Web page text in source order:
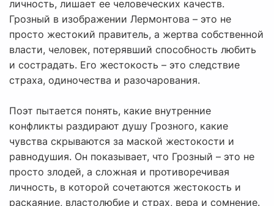
личность, лишает ее человеческих качеств.
Грозный в изображении Лермонтова – это не
просто жестокий правитель, а жертва собственной
власти, человек, потерявший способность любить
и сострадать. Его жестокость – это следствие
страха, одиночества и разочарования.
Поэт пытается понять, какие внутренние
конфликты раздирают душу Грозного, какие
чувства скрываются за маской жестокости и
равнодушия. Он показывает, что Грозный – это не
просто злодей, а сложная и противоречивая
личность, в которой сочетаются жестокость и
раскаяние, властолюбие и страх, вера и сомнение.